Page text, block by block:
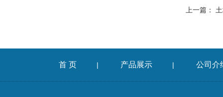
上一篇：
首 页 | 产品展示 | 公司介